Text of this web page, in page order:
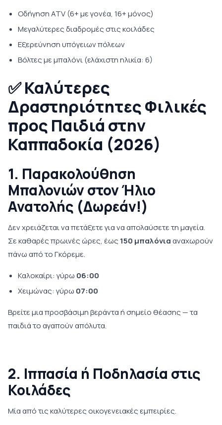
Οδήγηση ATV (6+ με γονέα, 16+ μόνος)
Μεγαλύτερες διαδρομές στις κοιλάδες
Εξερεύνηση υπόγειων πόλεων
Βόλτες με μπαλόνι (ελάχιστη ηλικία: 6)
✅Καλύτερες
Δραστηριότητες Φιλικές
προς Παιδιά στην
Καππαδοκία (2026)
1. Παρακολούθηση
Μπαλονιών στον Ήλιο
Ανατολής (Δωρεάν!)
Δεν χρειάζεται να πετάξετε για να απολαύσετε τη μαγεία.
Σε καθαρές πρωινές ώρες, έως 150 μπαλόνιααναχωρούν
πάνω από το Γκόρεμε.
Καλοκαίρι: γύρω 06:00
Χειμώνας: γύρω 07:00
Βρείτε μια προσβάσιμη βεράντα ή σημείο θέασης — τα
παιδιά το αγαπούν απόλυτα.
2. Ιππασία ή Ποδηλασία στις
Κοιλάδες
Μία από τις καλύτερες οικογενειακές εμπειρίες.